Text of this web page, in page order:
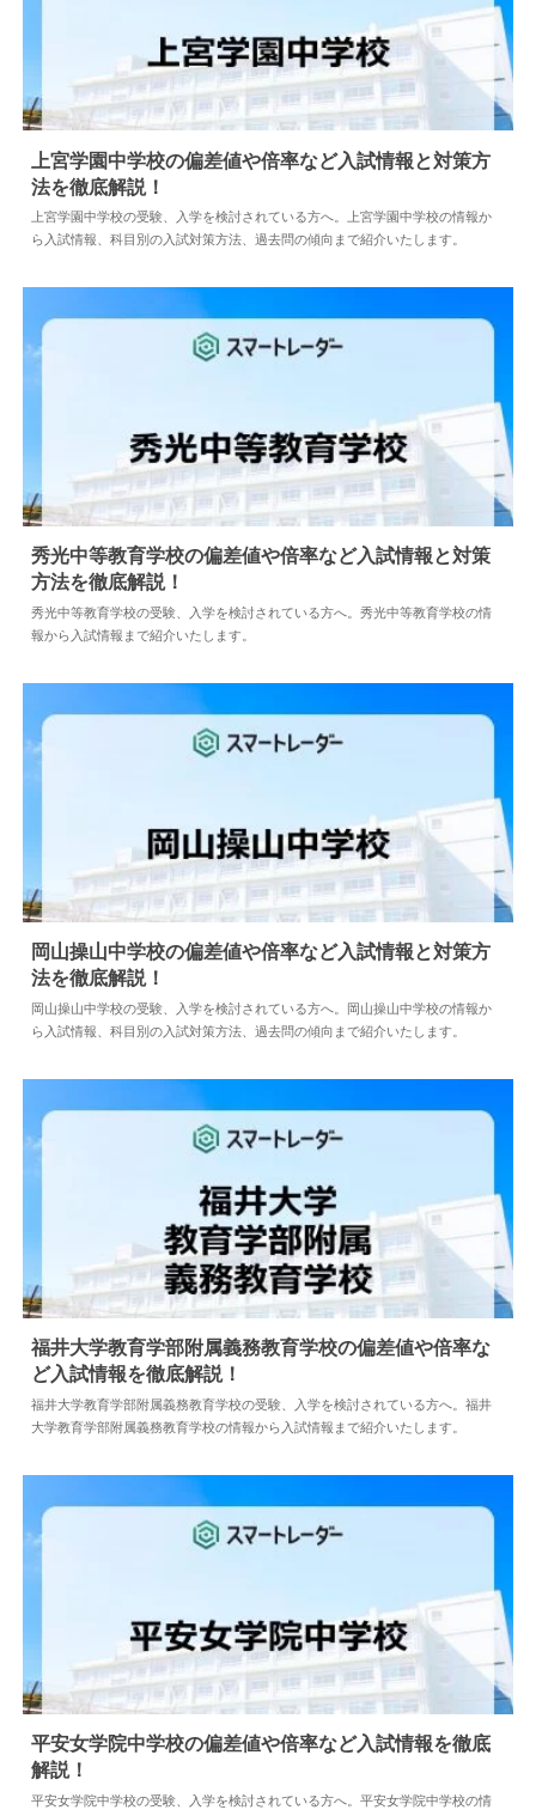
中学情報 2024.04.02
上宮学園中学校の偏差値や倍率など入試情報と対策方
法を徹底解説！
上宮学園中学校の受験、入学を検討されている方へ。上宮学園中学校の情報か
ら入試情報、科目別の入試対策方法、過去問の傾向まで紹介いたします。
中学情報 2024.04.02
秀光中等教育学校の偏差値や倍率など入試情報と対策
方法を徹底解説！
秀光中等教育学校の受験、入学を検討されている方へ。秀光中等教育学校の情
報から入試情報まで紹介いたします。
中学情報 2024.04.18
岡山操山中学校の偏差値や倍率など入試情報と対策方
法を徹底解説！
岡山操山中学校の受験、入学を検討されている方へ。岡山操山中学校の情報か
ら入試情報、科目別の入試対策方法、過去問の傾向まで紹介いたします。
中学情報 2024.04.18
福井大学教育学部附属義務教育学校の偏差値や倍率な
ど入試情報を徹底解説！
福井大学教育学部附属義務教育学校の受験、入学を検討されている方へ。福井
大学教育学部附属義務教育学校の情報から入試情報まで紹介いたします。
中学情報 2024.04.02
平安女学院中学校の偏差値や倍率など入試情報を徹底
解説！
平安女学院中学校の受験、入学を検討されている方へ。平安女学院中学校の情